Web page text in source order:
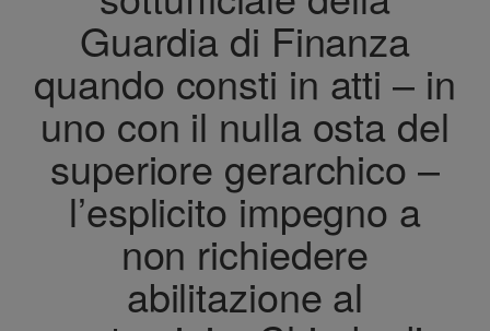
Guardia di Finanza
quando consti in atti – in
uno con il nulla osta del
superiore gerarchico –
l’esplicito impegno a
non richiedere
abilitazione al